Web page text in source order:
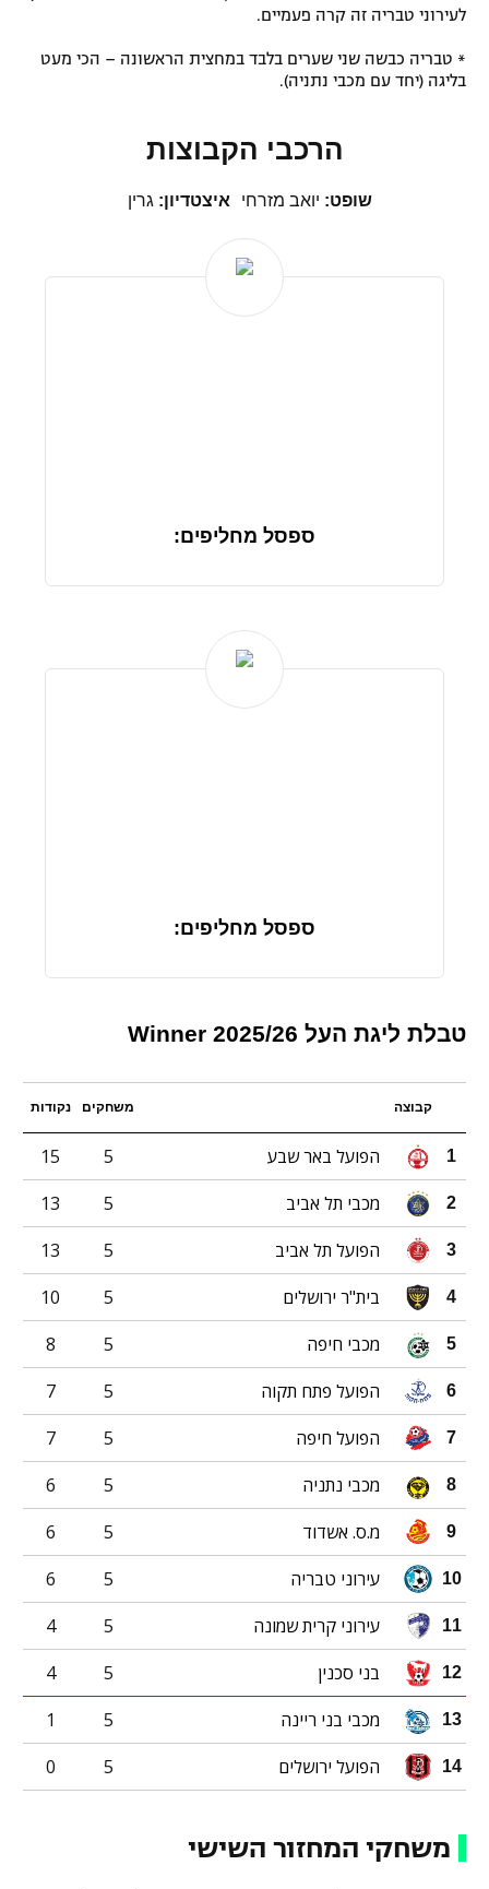
לעירוני טבריה זה קרה פעמיים.
* טבריה כבשה שני שערים בלבד במחצית הראשונה – הכי מעט
בליגה (יחד עם מכבי נתניה).
הרכבי הקבוצות
שופט: יואב מזרחי איצטדיון: גרין
ספסל מחליפים:
ספסל מחליפים:
טבלת ליגת העל 2025/26 Winner
קבוצה משחקים נקודות
1 הפועל באר שבע 5
15
2 מכבי תל אביב 5
13
3 הפועל תל אביב 5
13
4 בית"ר ירושלים 5
10
5 מכבי חיפה 5
8
6 הפועל פתח תקוה 5
7
7 הפועל חיפה 5
7
8 מכבי נתניה 5
6
9 מ.ס. אשדוד 5
6
10 עירוני טבריה 5
6
11 עירוני קרית שמונה 5
4
12 בני סכנין 5
4
13 מכבי בני ריינה 5
1
14 הפועל ירושלים 5
0
משחקי המחזור השישי